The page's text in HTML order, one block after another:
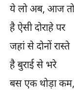
ये लो अब, आज तो
है ऐसी दोराहे पर
जहां से दोनों रास्ते
है बुराई से भरे
बस एक थोड़ा कम,